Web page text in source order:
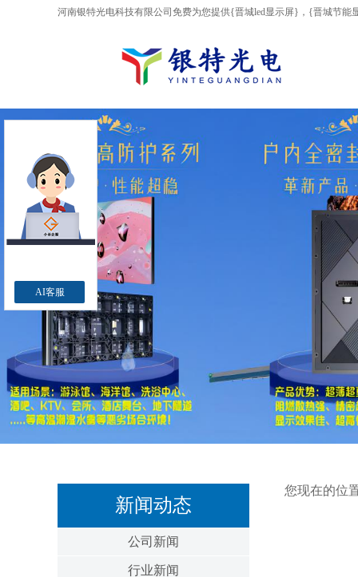
河南银特光电科技有限公司免费为您提供{晋城led显示屏} ，{晋城节能
新闻动态
公司新闻
行业新闻
您现在的位
AI客服